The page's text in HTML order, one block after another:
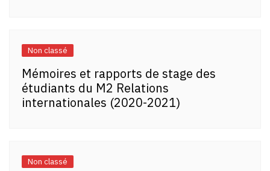
Non classé
Mémoires et rapports de stage des
étudiants du M2 Relations
internationales (2020-2021)
Non classé